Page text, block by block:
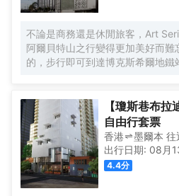
不論是商務還是休閒旅客，Art
阿爾貝特山之行變得更加美好而難
的，步行即可到達博克斯希爾地
Darkzone Laser Tag均可步行很
Beckett Park遊覽很方便，Blacks
也均在附近。 酒店對客房的裝飾十
客房都配備有空調和衣櫃/衣櫥。除
浴室是您消除一天疲勞的好地方。
在為旅客營造多姿多彩、奢華完美
客提供便捷的禮賓服務。
【瓊斯巷布
自由行套票
香港 墨爾本 往
出行日期: 08月
4.4分